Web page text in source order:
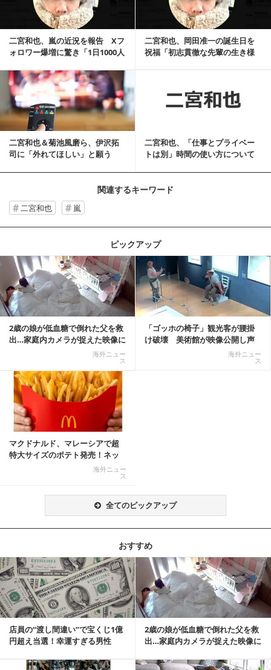
二宮和也、嵐の近況を報告 Xフ
ォロワー爆増に驚き「1日1000人
二宮和也、岡田准一の誕生日を
祝福「初志貫徹な先輩の生き様
二宮和也＆菊池風磨ら、伊沢拓
司に「外れてほしい」と願う
二宮和也、「仕事とプライベー
トは別」時間の使い方について
記事を読む
関連するキーワード
二宮和也 嵐
ピックアップ
2歳の娘が低血糖で倒れた父を救
出…家庭内カメラが捉えた映像に
海外ニュー
ス
「ゴッホの椅子」観光客が腰掛
け破壊 美術館が映像公開し声
海外ニュー
ス
記事を読む
マクドナルド、マレーシアで超
特大サイズのポテト発売！ネッ
海外ニュー
ス
全てのピックアップ
おすすめ
店員の“渡し間違い”で宝くじ1億
円超え当選！幸運すぎる男性
2歳の娘が低血糖で倒れた父を救
出…家庭内カメラが捉えた映像に
記事を読む
記事を読む